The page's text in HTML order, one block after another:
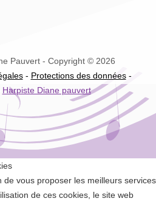
Pauvert - Copyright © 2026
- Protections des données-
Harpiste Diane pauvert
de vous proposer les meilleurs services
de ces cookies, le site web